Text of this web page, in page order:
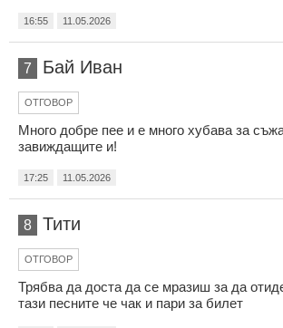
16:55 11.05.2026
7 Бай Иван
ОТГОВОР
Много добре пее и е много хубава за
завиждащите и!
17:25 11.05.2026
8 Тити
ОТГОВОР
Трябва да доста да се мразиш за да
тази песните че чак и пари за билет